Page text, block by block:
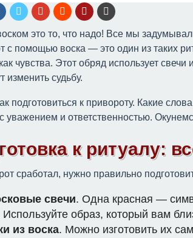
это то, что надо! Все мы
с помощью воска — это один из таких
чувства. Этот обряд использует
изменить судьбу.
подготовиться к привороту. Какие
уважением и ответственностью.
к ритуалу:
сработал, нужно правильно
свечи. Одна красная —
Используйте образ, который вам
из воска. Можно изготовить их